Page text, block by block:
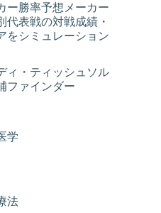
ー勝率予想メーカー
代表戦の対戦成績・
をシミュレーション
ィ・ティッシュソル
ファインダー
学
法